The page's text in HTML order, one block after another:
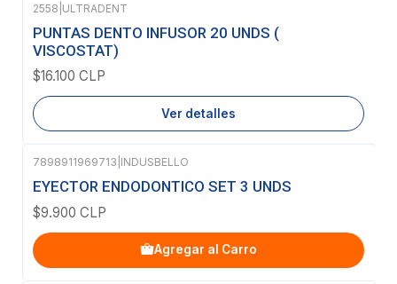
Agotado
2558 ULTRADENT
PUNTAS DENTO INFUSOR 20 UNDS (
VISCOSTAT)
$16.100 CLP
Ver detalles
7898911969713 INDUSBELLO
EYECTOR ENDODONTICO SET 3 UNDS
$9.900 CLP
Agregar al Carro